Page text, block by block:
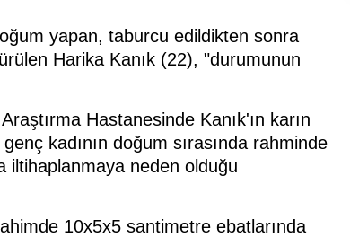
yapan, taburcu edildikten sonra
Harika Kanık (22), "durumunun
Hastanesinde Kanık'ın karın
kadının doğum sırasında rahminde
iltihaplanmaya neden olduğu
10x5x5 santimetre ebatlarında